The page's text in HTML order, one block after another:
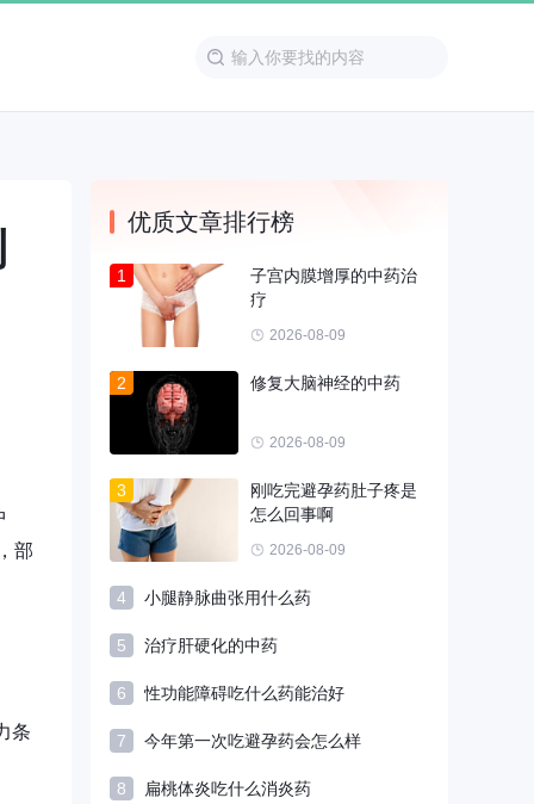
部
条
优质文章排行榜
1
子宫内膜增厚的中药治
疗
2026-08-09
2 修复大脑神经的中药
2026-08-09
3
刚吃完避孕药肚子疼是
怎么回事啊
2026-08-09
4 小腿静脉曲张用什么药
5 治疗肝硬化的中药
6 性功能障碍吃什么药能治好
7 今年第一次吃避孕药会怎么样
8 扁桃体炎吃什么消炎药